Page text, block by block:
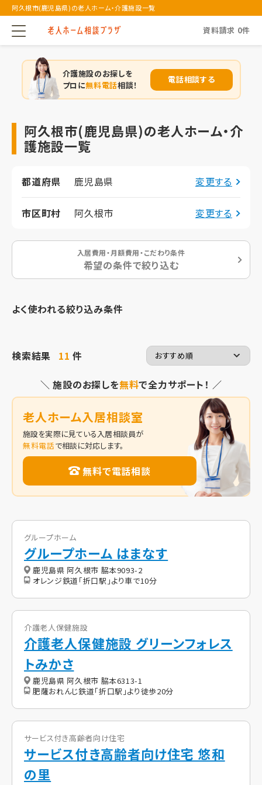
阿久根市(鹿児島県)の老人ホーム・介護施設一覧
資料請求 0件
介護施設のお探しを
プロに無料電話相談！
電話相談する
阿久根市(鹿児島県)の老人ホーム・介
護施設一覧
都道府県 鹿児島県 変更する
市区町村 阿久根市 変更する
入居費用・月額費用・こだわり条件
希望の条件で絞り込む
よく使われる絞り込み条件
検索結果 11件
＼ 施設のお探しを無料で全力サポート！ ／
老人ホーム入居相談室
施設を実際に見ている入居相談員が
無料電話で相談に対応します。
無料で電話相談
グループホーム
グループホーム はまなす
鹿児島県 阿久根市 脇本9093-2
オレンジ鉄道「折口駅」より車で10分
介護老人保健施設
介護老人保健施設 グリーンフォレス
トみかさ
鹿児島県 阿久根市 脇本6313-1
肥薩おれんじ鉄道「折口駅」より徒歩20分
サービス付き高齢者向け住宅
サービス付き高齢者向け住宅 悠和
の里